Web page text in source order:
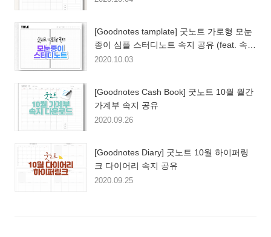
[Goodnotes tamplate] 굿노트 가로형 모눈
종이 심플 스터디노트 속지 공유 (feat. 속지
만드는 과정 gif)
2020.10.03
[Goodnotes Cash Book] 굿노트 10월 월간
가계부 속지 공유
2020.09.26
[Goodnotes Diary] 굿노트 10월 하이퍼링
크 다이어리 속지 공유
2020.09.25